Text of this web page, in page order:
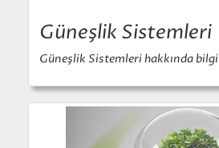
Güneşlik Sistemleri
Güneşlik Sistemleri hakkında bilgi